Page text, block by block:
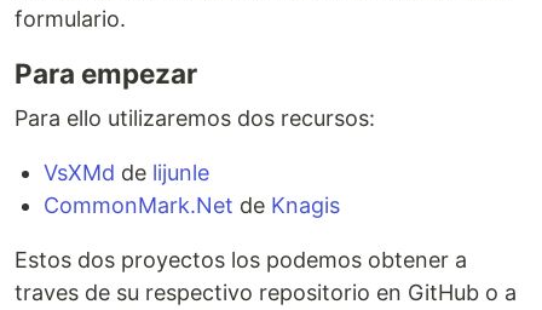
formulario.
Para empezar
Para ello utilizaremos dos recursos:
VsXMd de lijunle
CommonMark.Net de Knagis
Estos dos proyectos los podemos obtener a
traves de su respectivo repositorio en GitHub o a